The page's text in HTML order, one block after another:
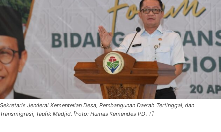
Sekretaris Jenderal Kementerian Desa, Pembangunan Daerah Tertinggal, dan
Transmigrasi, Taufik Madjid. [Foto: Humas Kemendes PDTT]